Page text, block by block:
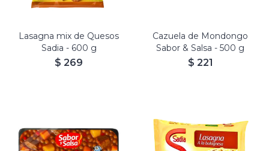
Lasagna mix de Quesos
Sadia - 600 g
$ 269
Cazuela de Mondongo
Sabor & Salsa - 500 g
$ 221